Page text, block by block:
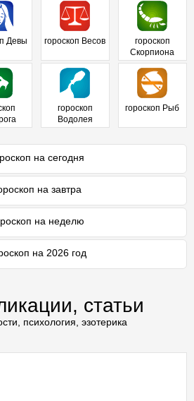
Девы гороскоп Весов
гороскоп
Скорпиона
гороскоп
Водолея
гороскоп Рыб
на сегодня
на завтра
на неделю
на 2026 год
статьи
психология, эзотерика